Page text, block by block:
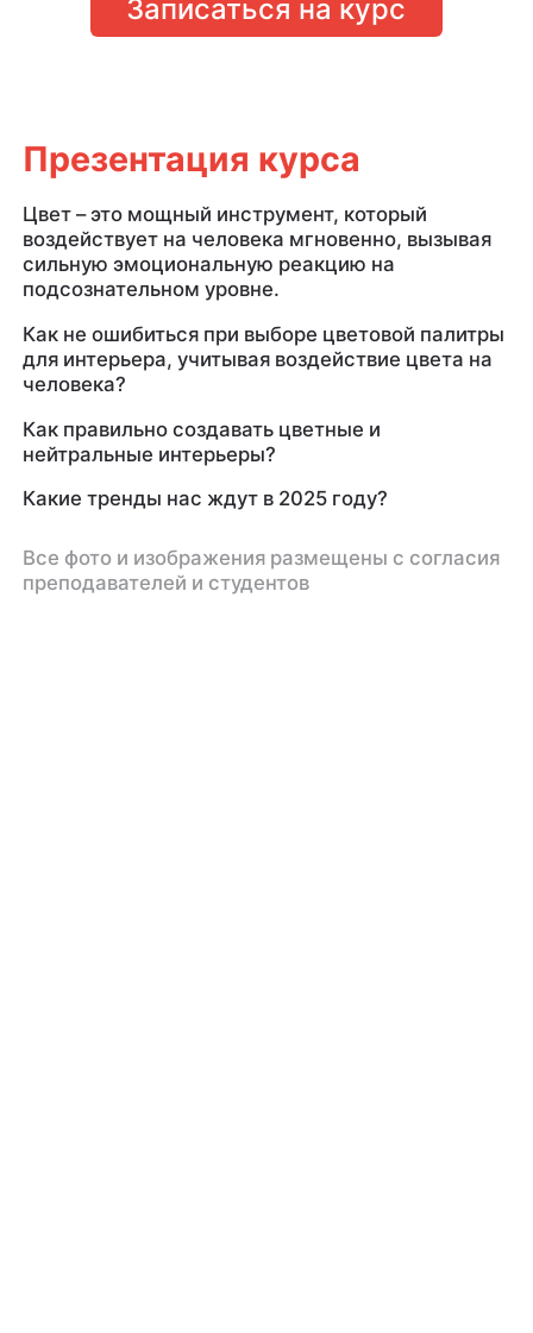
Записаться на курс
Презентация курса
Цвет – это мощный инструмент, который
воздействует на человека мгновенно, вызывая
сильную эмоциональную реакцию на
подсознательном уровне.
Как не ошибиться при выборе цветовой палитры
для интерьера, учитывая воздействие цвета на
человека?
Как правильно создавать цветные и
нейтральные интерьеры?
Какие тренды нас ждут в 2025 году?
Все фото и изображения размещены с согласия
преподавателей и студентов